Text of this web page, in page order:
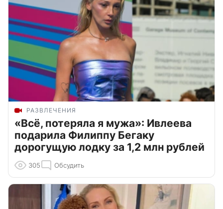
РАЗВЛЕЧЕНИЯ
«Всё, потеряла я мужа»: Ивлеева
подарила Филиппу Бегаку
дорогущую лодку за 1,2 млн рублей
305 Обсудить